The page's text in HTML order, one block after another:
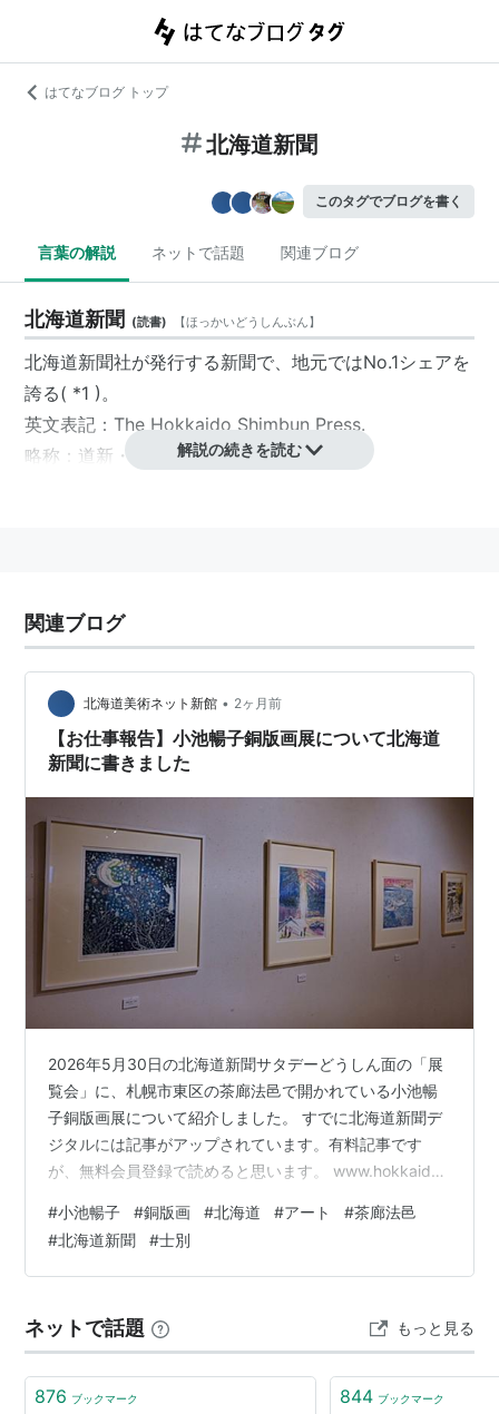
はてなブログ トップ
北海道新聞
このタグでブログを書く
言葉の解説 ネットで話題 関連ブログ
北海道新聞 (読書) 【ほっかいどうしんぶん】
北海道新聞社が発行する新聞で、地元ではNo.1シェアを
誇る( *1 )。
英文表記：The Hokkaido Shimbun Press.
略称： 道新 ・どうしん
*1:十勝管内を除く。
解説の続きを読む
関連ブログ
北海道美術ネット新館 • 2ヶ月前
【お仕事報告】小池暢子銅版画展について北海道
新聞に書きました
2026年5月30日の北海道新聞サタデーどうしん面の「展
覧会」に、札幌市東区の茶廊法邑で開かれている小池暢
子銅版画展について紹介しました。 すでに北海道新聞デ
ジタルには記事がアップされています。有料記事です
が、無料会員登録で読めると思います。 www.hokkaido-
す。銅版画とは思えないほどカラフルなメルヘンの世界
が広がり、画面から目が離せません。 主催者は、隣町の
上川管内幌加内町の政和アートFes の実行委員会です。
今年も7月18日～8月30日、開かれます。茶廊法邑の会場
では…
#小池暢子 #銅版画 #北海道 #アート #茶廊法邑
#北海道新聞 #士別
ネットで話題 もっと見る
876 ブックマーク 844 ブックマーク